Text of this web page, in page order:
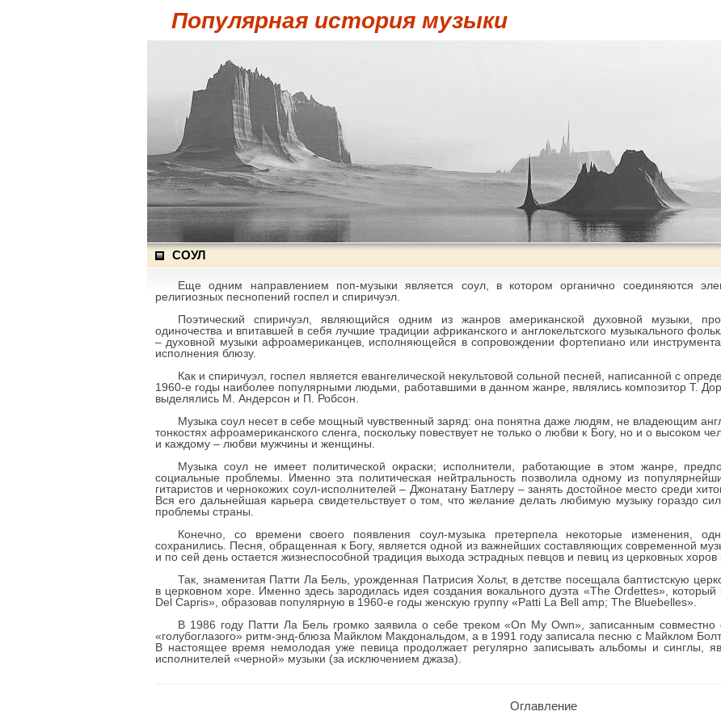
Популярная история музыки
СОУЛ
Еще одним направлением поп-музыки является соул, в котором органично соединяются
религиозных песнопений госпел и спиричуэл.
Поэтический спиричуэл, являющийся одним из жанров американской духовной музыки,
одиночества и впитавшей в себя лучшие традиции африканского и англокельтского музыкального
– духовной музыки афроамериканцев, исполняющейся в сопровождении фортепиано или
исполнения блюзу.
Как и спиричуэл, госпел является евангелической некультовой сольной песней, написанной с
1960-е годы наиболее популярными людьми, работавшими в данном жанре, являлись композитор Т.
выделялись М. Андерсон и П. Робсон.
Музыка соул несет в себе мощный чувственный заряд: она понятна даже людям, не владеющим
тонкостях афроамериканского сленга, поскольку повествует не только о любви к Богу, но и о высоком
и каждому – любви мужчины и женщины.
Музыка соул не имеет политической окраски; исполнители, работающие в этом жанре,
социальные проблемы. Именно эта политическая нейтральность позволила одному из
гитаристов и чернокожих соул-исполнителей – Джонатану Батлеру – занять достойное место среди
Вся его дальнейшая карьера свидетельствует о том, что желание делать любимую музыку гораздо
проблемы страны.
Конечно, со времени своего появления соул-музыка претерпела некоторые изменения,
сохранились. Песня, обращенная к Богу, является одной из важнейших составляющих современной
и по сей день остается жизнеспособной традиция выхода эстрадных певцов и певиц из церковных хоров
Так, знаменитая Патти Ла Бель, урожденная Патрисия Хольт, в детстве посещала баптистскую
в церковном хоре. Именно здесь зародилась идея создания вокального дуэта «The Ordettes»,
Del Capris», образовав популярную в 1960-е годы женскую группу «Patti La Bell amp; The Bluebelles».
В 1986 году Патти Ла Бель громко заявила о себе треком «On My Own», записанным
«голубоглазого» ритм-энд-блюза Майклом Макдональдом, а в 1991 году записала песню с Майклом
В настоящее время немолодая уже певица продолжает регулярно записывать альбомы и синглы,
исполнителей «черной» музыки (за исключением джаза).
Оглавление